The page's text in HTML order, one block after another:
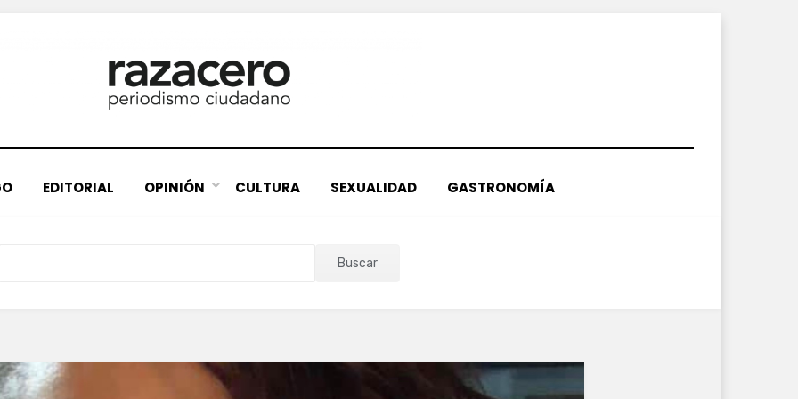
EDITORIAL OPINIÓN CULTURA SEXUALIDAD GASTRONOMÍA
Buscar